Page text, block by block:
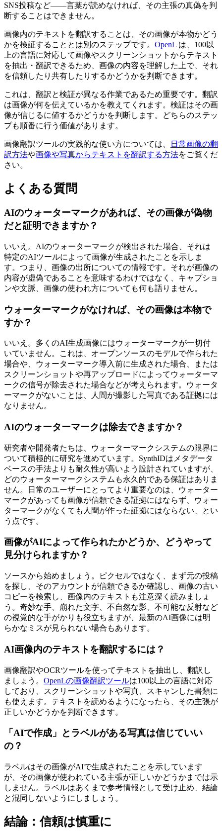
SNS投稿など——言葉が読めなければ、その主張の真偽を判
断することはできません。
画像内のテキストを翻訳することは、その画像が本物かどう
かを検証することとは別のステップです。 OpenL は、100以
上の言語に対応して画像やスクリーンショットからテキスト
を抽出・翻訳できるため、画像の内容を理解した上で、それ
を信頼したり共有したりするかどうかを判断できます。
これは、翻訳と検証が異なる作業であるため重要です。翻訳
は画像が何を伝えているかを教えてくれます。検証はその画
像が信じるに値するかどうかを判断します。どちらのステッ
プも順番に行う価値があります。
画像翻訳ツールの実践的な使い方については、
日常画像の翻
訳方法や画像や写真からテキストを翻訳する方法をご覧くだ
さい。
よくある質問
AIのウォーターマークがあれば、その画像が偽物
だと証明できますか？
いいえ。AIのウォーターマークが検出された場合、それは
特定のAIツールによって画像が生成されたことを示しま
す。つまり、画像の出所についての情報です。それが画像の
内容が虚偽であることを意味するわけではなく、キャプショ
ンや文脈、画像の使われ方についても何も語りません。
ウォーターマークがなければ、その画像は本物で
すか？
いいえ。多くのAI生成画像にはウォーターマークが一切付
いていません。これは、オープンソースのモデルで作られた
場合や、ウォーターマーク導入前に生成された場合、または
スクリーンショットや再アップロードによってウォーターマ
ークの信号が除去された場合などが考えられます。ウォータ
ーマークがないことは、人間が撮影した写真である証拠には
なりません。
AIのウォーターマークは除去できますか？
研究者や開発者たちは、ウォーターマークシステムの限界に
ついて積極的に研究を進めています。SynthIDはメタデータ
ベースの手法よりも耐久性が高いよう設計されていますが、
どのウォーターマークシステムも永久的である保証はありま
せん。日常のユーザーにとってより重要なのは、ウォーター
マークがあっても画像が信頼できる証拠にはならず、ウォー
ターマークがなくても人間が作った証拠にはならない、とい
う点です。
画像がAIによって作られたかどうか、どうやって
見分けられますか？
ソースから始めましょう。ピクセルではなく、まず元の投稿
を探し、そのアカウントが信頼できるか確認し、画像の古い
コピーを検索し、画像内のテキストも注意深く読みましょ
う。奇妙な手、崩れた文字、不自然な影、不可能な反射など
の視覚的な手がかりも役立ちますが、最新のAI画像には明
らかなミスが見られない場合もあります。
AI画像内のテキストを翻訳するには？
画像翻訳やOCRツールを使ってテキストを抽出し、翻訳し
ましょう。 OpenLの画像翻訳ツールは100以上の言語に対応
しており、スクリーンショットや写真、スキャンした書類に
も使えます。テキストを読めるようになったら、その主張が
正しいかどうかを判断できます。
「AIで作成」とラベルがある写真は信じていい
の？
ラベルはその画像がAIで生成されたことを示しています
が、その画像が使われている主張が正しいかどうかまでは示
しません。ラベルはあくまで参考情報として受け止め、結論
と混同しないようにしましょう。
結論：信頼は慎重に